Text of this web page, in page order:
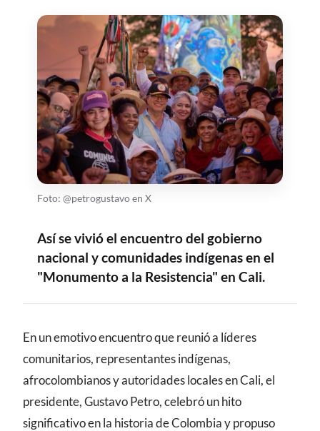
Foto: @petrogustavo en X
Así se vivió el encuentro del gobierno
nacional y comunidades indígenas en el
"Monumento a la Resistencia" en Cali.
CONTENIDO
En un emotivo encuentro que reunió a líderes
comunitarios, representantes indígenas,
afrocolombianos y autoridades locales en Cali, el
presidente, Gustavo Petro, celebró un hito
significativo en la historia de Colombia y propuso